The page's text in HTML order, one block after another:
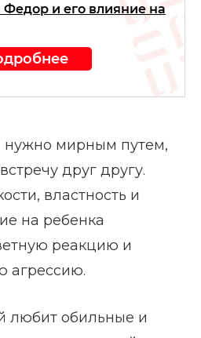
и его влияние на
мирным путем,
друг другу.
властность и
на ребенка
реакцию и
агрессию.
любит обильные и